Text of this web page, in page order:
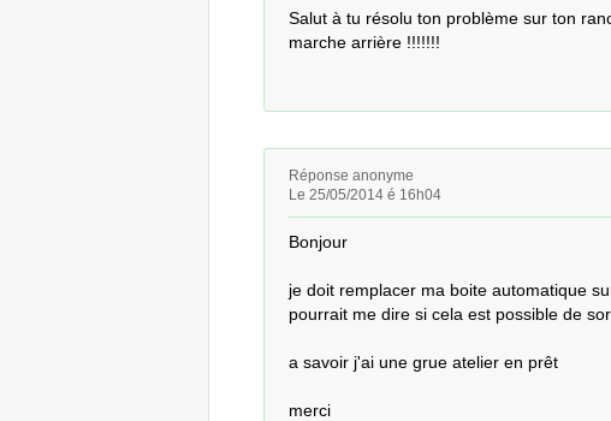
Salut à tu résolu ton problème sur ton
marche arrière !!!!!!!
Réponse anonyme
Le 25/05/2014 é 16h04
Bonjour
je doit remplacer ma boite automatique
pourrait me dire si cela est possible de
a savoir j'ai une grue atelier en prêt
merci